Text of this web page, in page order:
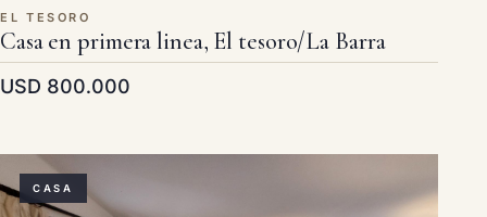
EL TESORO
Casa en primera linea, El tesoro/La Barra
USD 800.000
CASA